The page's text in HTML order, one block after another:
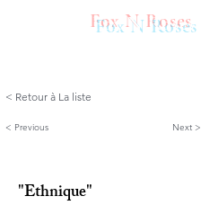
Fox N Roses
< Retour à La liste
< Previous Next >
"Ethnique"